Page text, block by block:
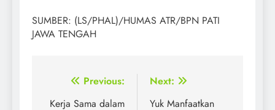
SUMBER: (LS/PHAL)/HUMAS ATR/BPN PATI
JAWA TENGAH
Post
Previous:
Kerja Sama dalam
Next:
Yuk Manfaatkan